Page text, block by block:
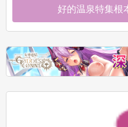
好的温泉特集根